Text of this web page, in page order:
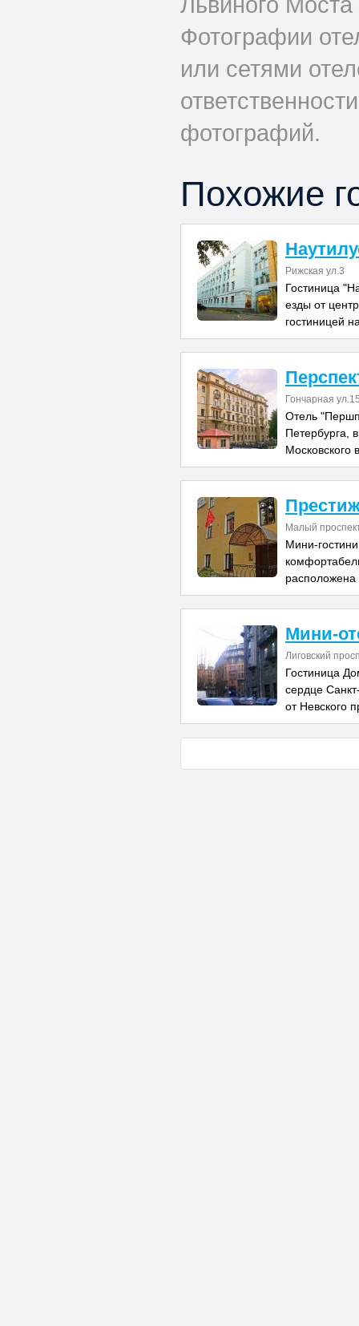
Фотографии
или сетями
фотографий.
Похожие
Рижская ул.3
Гостиница
езды от
гостиницей
Гончарная
Отель
Петербурга,
Московского
Малый
Мини-
расположена
Мини-
Лиговский
Гостиница
сердце
от Невского